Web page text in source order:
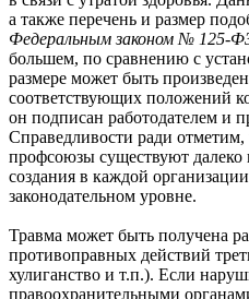
а также перечень и размер
Федеральным законом № 125-
большем, по сравнению с
размере может быть
соответствующих положений
он подписан работодателем и
Справедливости ради
профсоюзы существуют далеко
создания в каждой
законодательном уровне.
Травма может быть получена
противоправных действий
хулиганство и т.п.). Если
правоохранительными